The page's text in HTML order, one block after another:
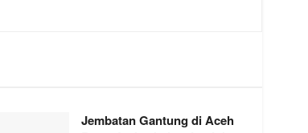
Jembatan Gantung di Aceh